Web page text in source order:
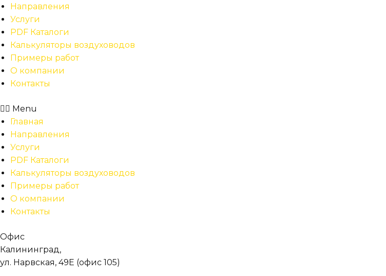
Направления
Услуги
PDF Каталоги
Калькуляторы воздуховодов
Примеры работ
О компании
Контакты
Menu
Главная
Направления
Услуги
PDF Каталоги
Калькуляторы воздуховодов
Примеры работ
О компании
Контакты
Офис
Калининград,
ул. Нарвская, 49Е (офис 105)